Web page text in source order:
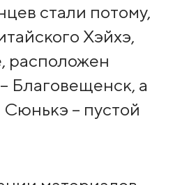
стали потому,
Хэйхэ,
расположен
Благовещенск, а
Сюнькэ – пустой